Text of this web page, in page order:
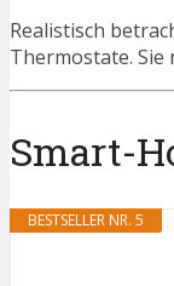
Realistisch
Thermostate.
Smart-
BESTSELLER NR. 5